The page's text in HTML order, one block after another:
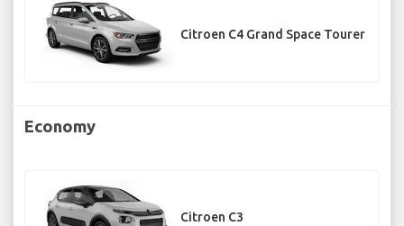
Citroen C4 Grand Space Tourer
Economy
Citroen C3